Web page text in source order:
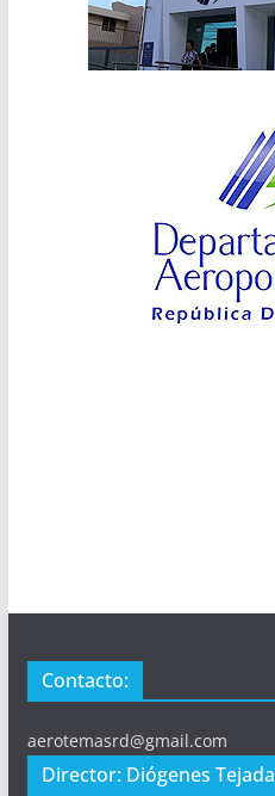
Contacto:
aerotemasrd@gmail.com
Director: Diógenes Tejada